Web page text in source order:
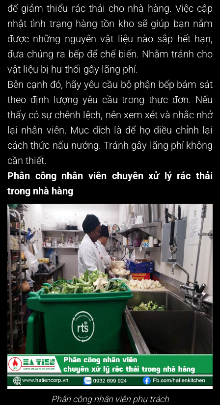
để giảm thiểu rác thải cho nhà hàng. Việc cập
nhật tình trạng hàng tồn kho sẽ giúp bạn nắm
được những nguyên vật liệu nào sắp hết hạn,
đưa chúng ra bếp để chế biến. Nhằm tránh cho
vật liệu bị hư thối gây lãng phí.
Bên cạnh đó, hãy yêu cầu bộ phận bếp bám sát
theo định lượng yêu cầu trong thực đơn. Nếu
thấy có sự chênh lệch, nên xem xét và nhắc nhở
lại nhân viên. Mục đích là để họ điều chỉnh lại
cách thức nấu nướng. Tránh gây lãng phí không
cần thiết.
Phân công nhân viên chuyên xử lý rác thải
trong nhà hàng
Phân công nhân viên phụ trách